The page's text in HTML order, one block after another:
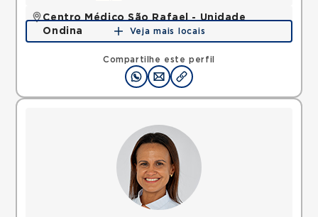
Compartilhe este perfil
Centro Médico São Rafael - Unidade
Ondina
Avenida Milton Santos, Ondina, Salvador, BA,
Mapa
Veja mais locais